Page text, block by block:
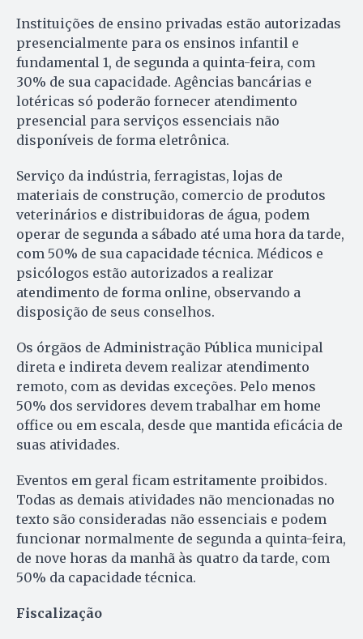
Instituições de ensino privadas estão autorizadas
presencialmente para os ensinos infantil e
fundamental 1, de segunda a quinta-feira, com
30% de sua capacidade. Agências bancárias e
lotéricas só poderão fornecer atendimento
presencial para serviços essenciais não
disponíveis de forma eletrônica.
Serviço da indústria, ferragistas, lojas de
materiais de construção, comercio de produtos
veterinários e distribuidoras de água, podem
operar de segunda a sábado até uma hora da tarde,
com 50% de sua capacidade técnica. Médicos e
psicólogos estão autorizados a realizar
atendimento de forma online, observando a
disposição de seus conselhos.
Os órgãos de Administração Pública municipal
direta e indireta devem realizar atendimento
remoto, com as devidas exceções. Pelo menos
50% dos servidores devem trabalhar em home
office ou em escala, desde que mantida eficácia de
suas atividades.
Eventos em geral ficam estritamente proibidos.
Todas as demais atividades não mencionadas no
texto são consideradas não essenciais e podem
funcionar normalmente de segunda a quinta-feira,
de nove horas da manhã às quatro da tarde, com
50% da capacidade técnica.
Fiscalização